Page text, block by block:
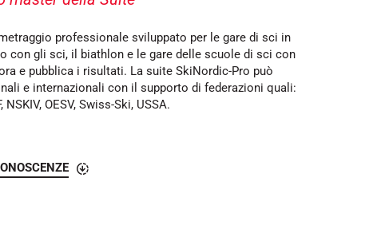
professionale sviluppato per le gare di sci in
con gli sci, il biathlon e le gare delle scuole di sci con
e pubblica i risultati. La suite SkiNordic-Pro può
e internazionali con il supporto di federazioni quali:
NSKIV, OESV, Swiss-Ski, USSA.